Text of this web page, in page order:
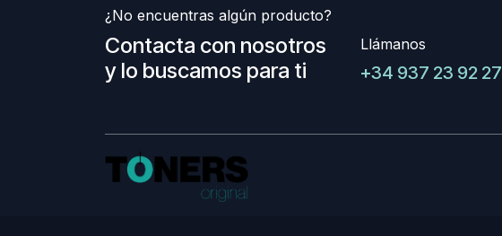
¿No encuentras algún producto?
Contacta con nosotros
y lo buscamos para ti
Llámanos
+34 937 23 92 27